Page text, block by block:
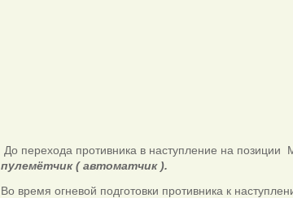
До перехода противника в наступление на позиции
пулемётчик( автоматчик ).
Во время огневой подготовки противника к